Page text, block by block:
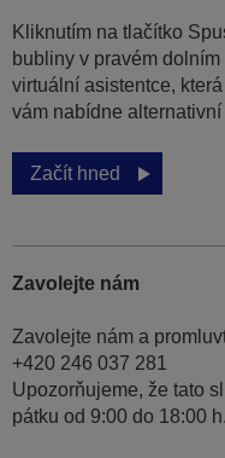
Kliknutím na tlačítko
bubliny v pravém
virtuální asistentce,
vám nabídne
Začít hned
Zavolejte nám
Zavolejte nám a
+420 246 037 281
Upozorňujeme, že tato
pátku od 9:00 do 18:00